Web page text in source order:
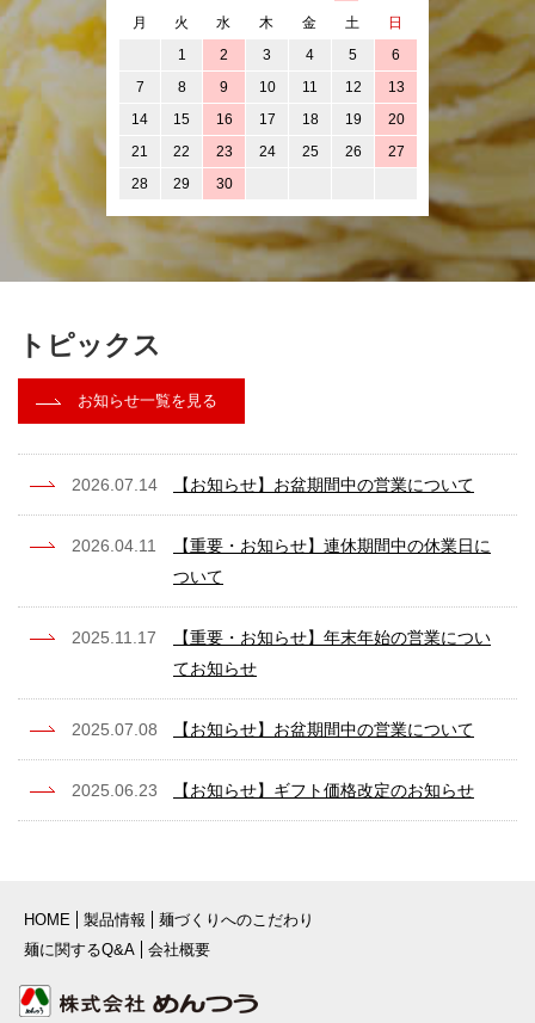
月 火 水 木 金 土 日
1 2 3 4 5 6
7 8 9 10 11 12 13
14 15 16 17 18 19 20
21 22 23 24 25 26 27
28 29 30
トピックス
お知らせ一覧を見る
2026.07.14 【お知らせ】お盆期間中の営業について
2026.04.11
【重要・お知らせ】連休期間中の休業日に
ついて
2025.11.17
【重要・お知らせ】年末年始の営業につい
てお知らせ
2025.07.08 【お知らせ】お盆期間中の営業について
2025.06.23 【お知らせ】ギフト価格改定のお知らせ
HOME 製品情報
麺づくりへのこだわり
麺に関するQ&A
会社概要